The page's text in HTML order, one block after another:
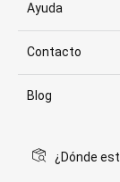
Ayuda
Contacto
Blog
¿Dónde